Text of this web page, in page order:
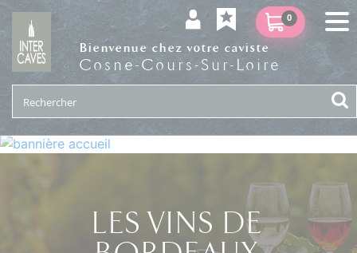
0
Bienvenue chez votre caviste
Cosne-Cours-Sur-Loire
LES VINS DE